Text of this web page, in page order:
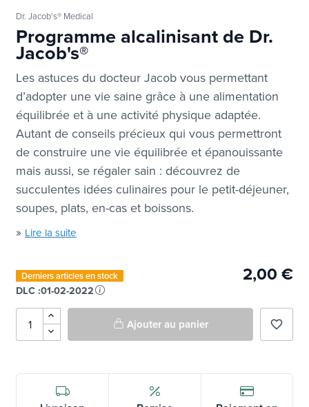
Dr. Jacob's® Medical
Programme alcalinisant de Dr.
Jacob's®
Les astuces du docteur Jacob vous permettant
d’adopter une vie saine grâce à une alimentation
équilibrée et à une activité physique adaptée.
Autant de conseils précieux qui vous permettront
de construire une vie équilibrée et épanouissante
mais aussi, se régaler sain : découvrez de
succulentes idées culinaires pour le petit-déjeuner,
soupes, plats, en-cas et boissons.
» Lire la suite
Derniers articles en stock
DLC :01-02-2022
2,00 €
Ajouter au panier favorite_border